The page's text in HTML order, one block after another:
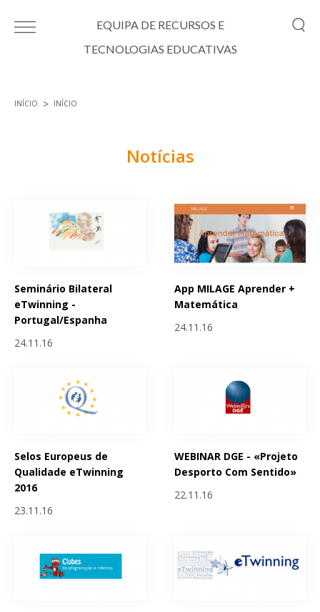
EQUIPA DE RECURSOS E
TECNOLOGIAS EDUCATIVAS
INÍCIO INÍCIO
Notícias
Seminário Bilateral
eTwinning -
Portugal/Espanha
24.11.16
App MILAGE Aprender +
Matemática
24.11.16
Selos Europeus de
Qualidade eTwinning
2016
23.11.16
WEBINAR DGE - «Projeto
Desporto Com Sentido»
22.11.16
Páginas